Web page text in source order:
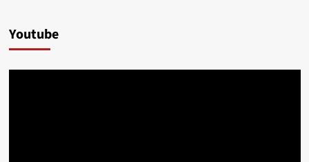
Youtube